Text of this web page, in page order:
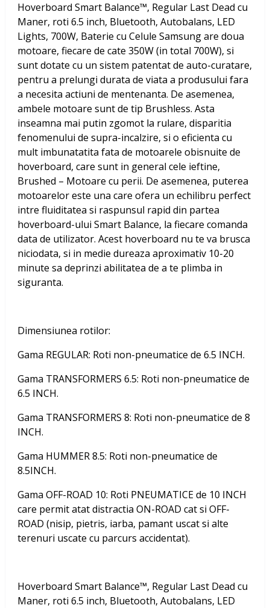
Hoverboard Smart Balance™, Regular Last Dead cu
Maner, roti 6.5 inch, Bluetooth, Autobalans, LED
Lights, 700W, Baterie cu Celule Samsungare doua
motoare, fiecare de cate 350W (in total 700W), si
sunt dotate cu un sistem patentat de auto-curatare,
pentru a prelungi durata de viata a produsului fara
a necesita actiuni de mentenanta. De asemenea,
ambele motoare sunt de tip Brushless. Asta
inseamna mai putin zgomot la rulare, disparitia
fenomenului de supra-incalzire, si o eficienta cu
mult imbunatatita fata de motoarele obisnuite de
hoverboard, care sunt in general cele ieftine,
Brushed – Motoare cu perii. De asemenea, puterea
motoarelor este una care ofera un echilibru perfect
intre fluiditatea si raspunsul rapid din partea
hoverboard-ului Smart Balance, la fiecare comanda
data de utilizator. Acest hoverboard nu te va brusca
niciodata, si in medie dureaza aproximativ 10-20
minute sa deprinzi abilitatea de a te plimba in
siguranta.
Dimensiunea rotilor:
Gama REGULAR: Roti non-pneumatice de 6.5 INCH.
Gama TRANSFORMERS 6.5: Roti non-pneumatice de
6.5 INCH.
Gama TRANSFORMERS 8: Roti non-pneumatice de 8
INCH.
Gama HUMMER 8.5: Roti non-pneumatice de
8.5INCH.
Gama OFF-ROAD 10: Roti PNEUMATICE de 10 INCH
care permit atat distractia ON-ROAD cat si OFF-
ROAD (nisip, pietris, iarba, pamant uscat si alte
terenuri uscate cu parcurs accidentat).
Hoverboard Smart Balance™, Regular Last Dead cu
Maner, roti 6.5 inch, Bluetooth, Autobalans, LED